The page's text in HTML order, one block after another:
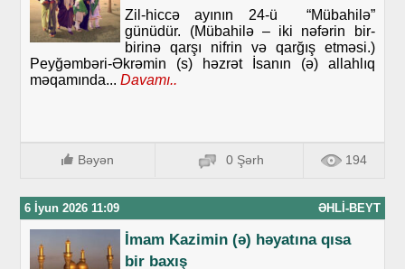
Zil-hiccə ayının 24-ü “Mübahilə”
günüdür. (Mübahilə – iki nəfərin bir-
birinə qarşı nifrin və qarğış etməsi.)
Peyğəmbəri-Əkrəmin (s) həzrət İsanın (ə) allahlıq
məqamında... Davamı..
Bəyən 0 Şərh 194
6 İyun 2026 11:09 ƏHLI-BEYT
İmam Kazimin (ə) həyatına qısa
bir baxış